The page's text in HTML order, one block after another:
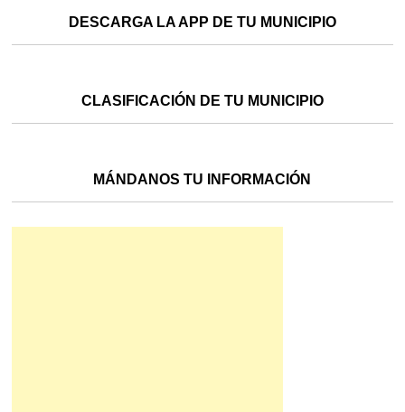
DESCARGA LA APP DE TU MUNICIPIO
CLASIFICACIÓN DE TU MUNICIPIO
MÁNDANOS TU INFORMACIÓN